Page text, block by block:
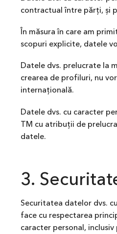
contractual între părți, și
În măsura în care am
scopuri explicite, datele
Datele dvs. prelucrate la
crearea de profiluri, nu
internațională.
Datele dvs. cu caracter
TM cu atribuții de
datele.
3.
Securitatea datelor dvs.
face cu respectarea
caracter personal,